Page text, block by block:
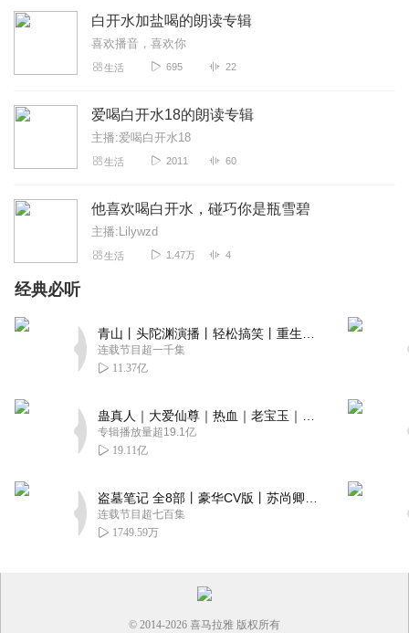
白开水加盐喝的朗读专辑
喜欢播音，喜欢你
生活 695 22
爱喝白开水18的朗读专辑
主播:爱喝白开水18
生活 2011 60
他喜欢喝白开水，碰巧你是瓶雪碧
主播:Lilywzd
生活 1.47万 4
经典必听
连载节目超一千集
11.37亿
专辑播放量超19.1亿
19.11亿
连载节目超七百集
1749.59万
© 2014-2026 喜马拉雅 版权所有